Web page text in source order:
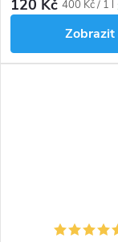
květů
120 Kč Měrná
400 Kč / 1 l
Zobrazit